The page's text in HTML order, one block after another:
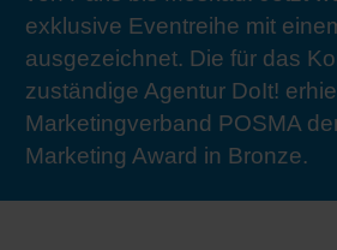
exklusive Eventreihe mit
ausgezeichnet. Die für das
zuständige Agentur DoIt!
Marketingverband POSMA
Marketing Award in Bronze.
RETHINK PACKAGING
WEBSEITEN
SPRACHE